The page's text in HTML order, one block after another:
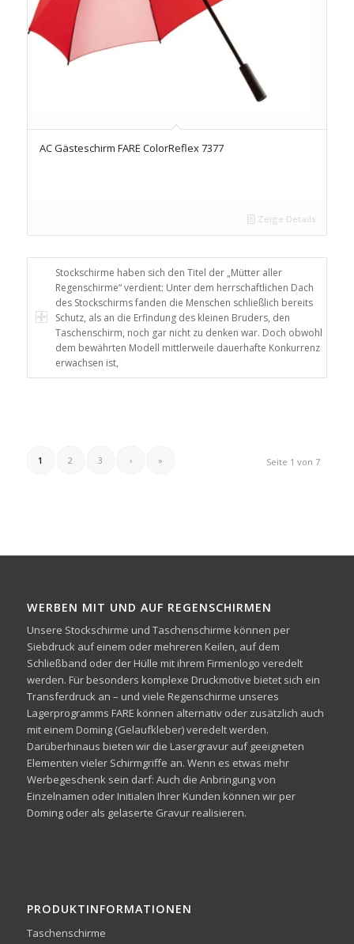
AC Gästeschirm FARE ColorReflex 7377
Zeige Details
Stockschirme haben sich den Titel der „Mütter aller
Regenschirme“ verdient: Unter dem herrschaftlichen Dach
des Stockschirms fanden die Menschen schließlich bereits
Schutz, als an die Erfindung des kleinen Bruders, den
Taschenschirm, noch gar nicht zu denken war. Doch obwohl
dem bewährten Modell mittlerweile dauerhafte Konkurrenz
erwachsen ist,
Seite 1 von 7
1 2 3 › »
WERBEN MIT UND AUF REGENSCHIRMEN
Unsere Stockschirme und Taschenschirme können per
Siebdruck auf einem oder mehreren Keilen, auf dem
Schließband oder der Hülle mit ihrem Firmenlogo veredelt
werden. Für besonders komplexe Druckmotive bietet sich ein
Transferdruck an – und viele Regenschirme unseres
Lagerprogramms FARE können alternativ oder zusätzlich auch
mit einem Doming (Gelaufkleber) veredelt werden.
Darüberhinaus bieten wir die Lasergravur auf geeigneten
Elementen vieler Schirmgriffe an. Wenn es etwas mehr
Werbegeschenk sein darf: Auch die Anbringung von
Einzelnamen oder Initialen Ihrer Kunden können wir per
Doming oder als gelaserte Gravur realisieren.
PRODUKTINFORMATIONEN
Taschenschirme